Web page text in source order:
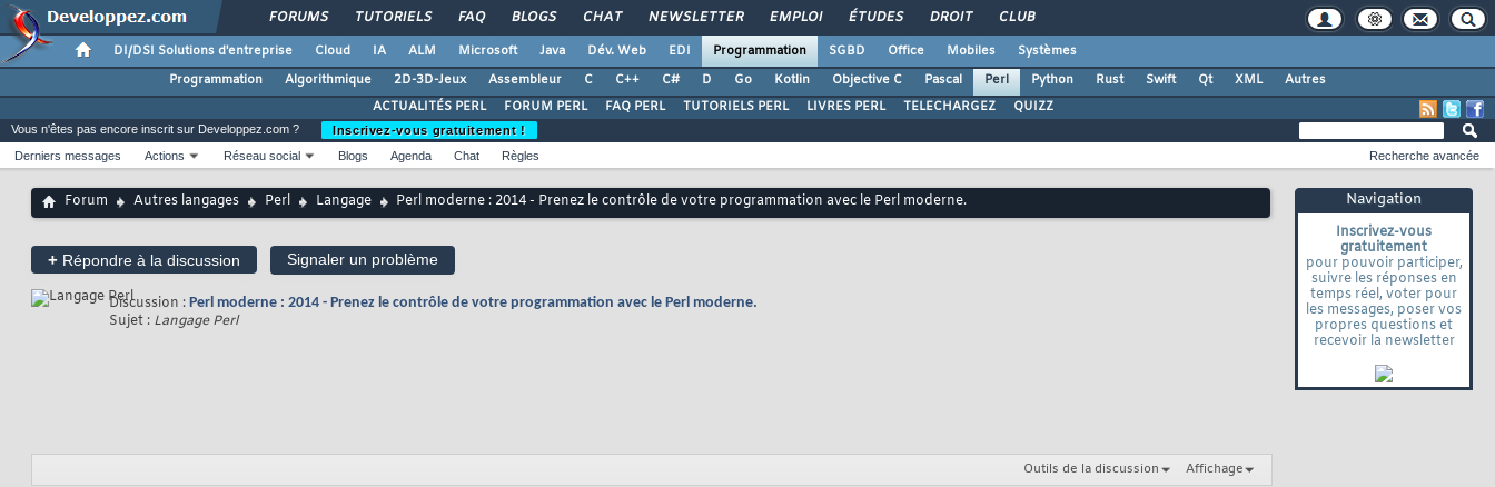
FORUMS TUTORIELS FAQ BLOGS CHAT NEWSLETTER EMPLOI ÉTUDES DROIT CLUB
DI/DSI Solutions d'entreprise Cloud IA ALM Microsoft Java Dév. Web EDI Programmation SGBD Office Mobiles
Systèmes
Programmation
Algorithmique 2D-3D-Jeux Assembleur C C++ C# D Go Kotlin Objective C Pascal Perl Python Rust Swift Qt XML
Autres
ACTUALITÉS PERL
FORUM PERL FAQ PERL TUTORIELS PERL LIVRES PERL TELECHARGEZ QUIZZ
Navigation
Inscrivez-vous
gratuitement
pour pouvoir participer,
suivre les réponses en
temps réel, voter pour
les messages, poser vos
propres questions et
recevoir la newsletter
Vous n'êtes pas encore inscrit sur Developpez.com ?
Inscrivez-vous gratuitement !
Derniers messages
Actions Réseau social Blogs Agenda Chat Règles Recherche avancée
Forum Autres langages Perl Langage Perl moderne : 2014 - Prenez le contrôle de votre programmation avec le Perl moderne.
+ Répondre à la discussion Signaler un problème
Discussion : Perl moderne : 2014 - Prenez le contrôle de votre programmation avec le Perl moderne.
Sujet : Langage Perl
Outils de la discussion Affichage